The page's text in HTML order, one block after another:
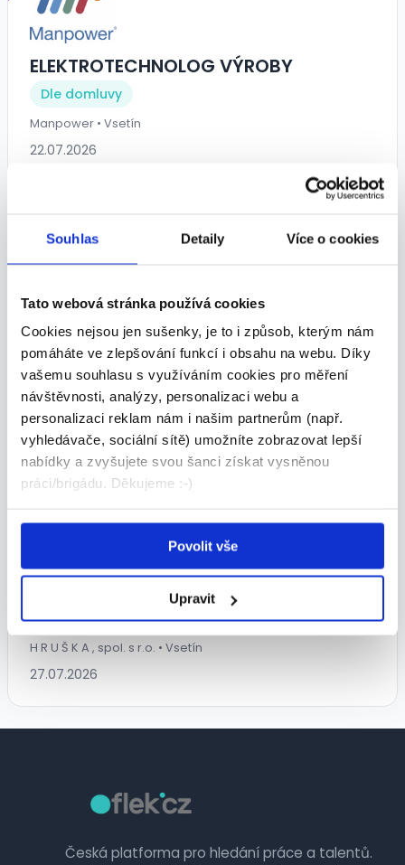
Souhlas Detaily Více o cookies
Tato webová stránka používá cookies
Cookies nejsou jen sušenky, je to i způsob, kterým nám
pomáháte ve zlepšování funkcí i obsahu na webu. Díky
vašemu souhlasu s využíváním cookies pro měření
návštěvnosti, analýzy, personalizaci webu a
personalizaci reklam nám i našim partnerům (např.
vyhledávače, sociální sítě) umožníte zobrazovat lepší
nabídky a zvyšujete svou šanci získat vysněnou
práci/brigádu. Děkujeme :-)
Povolit vše
Upravit
ELEKTROTECHNOLOG VÝROBY
Dle domluvy
Manpower • Vsetín
22.07.2026
Pracovník výdeje obědů
16 243 - 20 110 Kč/měs.
Baltaci Atrium s.r.o. • Vsetín
05.08.2026
Prodavač/ka - Hošťálková
140 - 140 Kč/hod.
H R U Š K A , spol. s r.o. • Vsetín
27.07.2026
Česká platforma pro hledání práce a talentů.